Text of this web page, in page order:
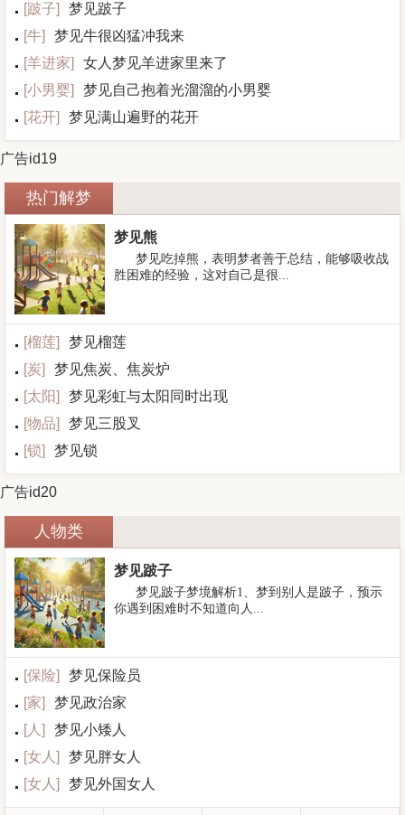
[跛子]
梦见跛子
[牛]
梦见牛很凶猛冲我来
[羊进家]
女人梦见羊进家里来了
[小男婴]
梦见自己抱着光溜溜的小男婴
[花开] 梦见满山遍野的花开
广告id19
热门解梦
梦见熊
梦见吃掉熊，表明梦者善于总结，能够吸收战
胜困难的经验，这对自己是很...
[榴莲]
梦见榴莲
[炭]
梦见焦炭、焦炭炉
[太阳]
梦见彩虹与太阳同时出现
[物品]
梦见三股叉
[锁] 梦见锁
广告id20
人物类
梦见跛子
梦见跛子梦境解析1、梦到别人是跛子，预示
你遇到困难时不知道向人...
[保险]
梦见保险员
[家]
梦见政治家
[人 ]
梦见小矮人
[女人 ]
梦见胖女人
[女人 ] 梦见外国女人